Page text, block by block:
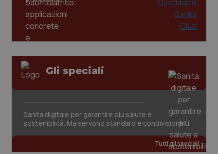
Gli speciali
Sanità digitale per garantire più salute e
sostenibilità. Ma servono standard e condivisione
Tutti gli speciali
tracking-sites-ironfish-
www.quotidianosanita.it
2
session-id
www.quotidianosanita.it
2